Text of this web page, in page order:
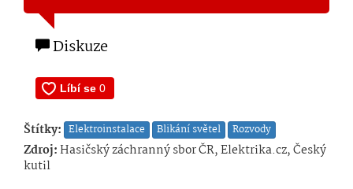
Diskuze
Štítky: Elektroinstalace Blikání světel Rozvody
Zdroj:Hasičský záchranný sbor ČR, Elektrika.cz, Český
kutil